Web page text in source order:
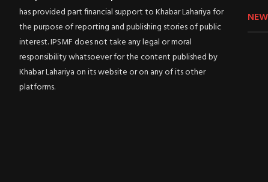
has provided part financial support to Khabar Lahariya for
the purpose of reporting and publishing stories of public
interest. IPSMF does not take any legal or moral
responsibility whatsoever for the content published by
Khabar Lahariya on its website or on any of its other
platforms.